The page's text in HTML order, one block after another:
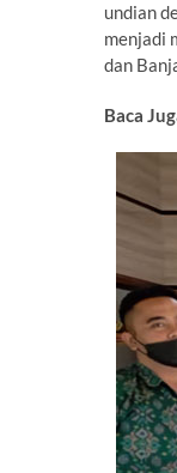
undian
menjadi
dan
Baca